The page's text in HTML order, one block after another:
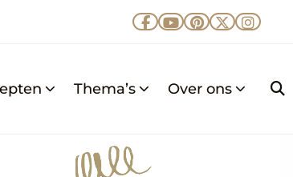
Ga Ga Ga Ga Ga
Thema’s Over ons